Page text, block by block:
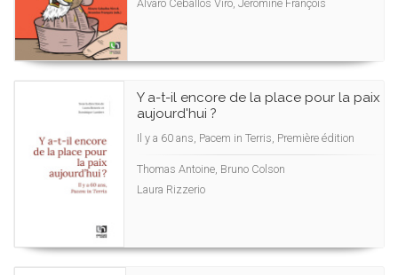
Álvaro Ceballos Viro, Jéromine François
Y a-t-il encore de la place pour la paix
aujourd'hui ?
Il y a 60 ans, Pacem in Terris, Première édition
Thomas Antoine, Bruno Colson
Laura Rizzerio